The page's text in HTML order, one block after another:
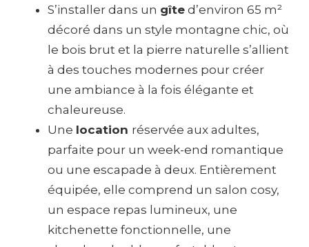
S’installer dans un gîte d’environ 65 m²
décoré dans un style montagne chic, où
le bois brut et la pierre naturelle s’allient
à des touches modernes pour créer
une ambiance à la fois élégante et
chaleureuse.
Une location réservée aux adultes,
parfaite pour un week-end romantique
ou une escapade à deux. Entièrement
équipée, elle comprend un salon cosy,
un espace repas lumineux, une
kitchenette fonctionnelle, une